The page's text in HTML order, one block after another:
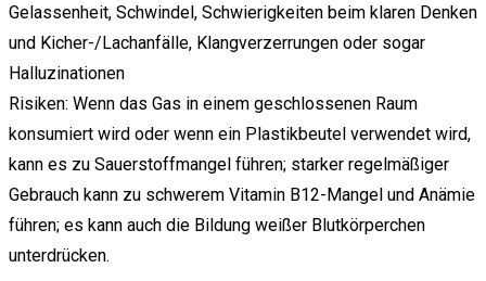
Gelassenheit, Schwindel, Schwierigkeiten beim klaren Denken
und Kicher-/Lachanfälle, Klangverzerrungen oder sogar
Halluzinationen
Risiken: Wenn das Gas in einem geschlossenen Raum
konsumiert wird oder wenn ein Plastikbeutel verwendet wird,
kann es zu Sauerstoffmangel führen; starker regelmäßiger
Gebrauch kann zu schwerem Vitamin B12-Mangel und Anämie
führen; es kann auch die Bildung weißer Blutkörperchen
unterdrücken.